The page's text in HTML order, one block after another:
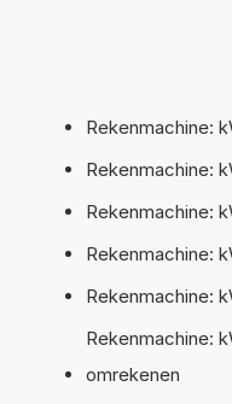
Rekenmachine:
Rekenmachine:
Rekenmachine:
Rekenmachine:
Rekenmachine:
Rekenmachine:
omrekenen